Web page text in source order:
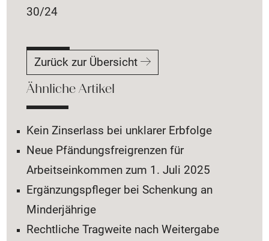
30/24
Zurück zur Übersicht
Ähnliche Artikel
Kein Zinserlass bei unklarer Erbfolge
Neue Pfändungsfreigrenzen für
Arbeitseinkommen zum 1. Juli 2025
Ergänzungspfleger bei Schenkung an
Minderjährige
Rechtliche Tragweite nach Weitergabe